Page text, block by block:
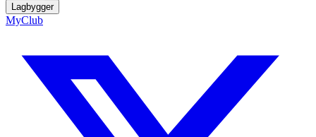
Lagbygger
MyClub